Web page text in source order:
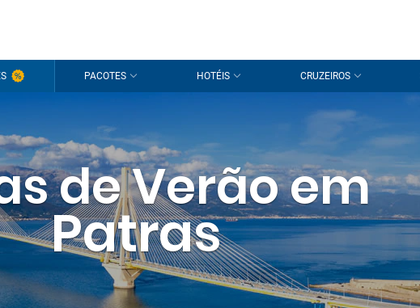
PACOTES HOTÉIS CRUZEIROS
de Verão em
Patras